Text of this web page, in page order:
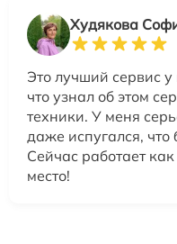
Худякова
Это лучший сервис
что узнал об этом
техники. У меня
даже испугался, что
Сейчас работает
место!